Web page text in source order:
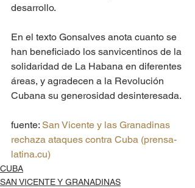
desarrollo.
En el texto Gonsalves anota cuanto se
han beneficiado los sanvicentinos de la
solidaridad de La Habana en diferentes
áreas, y agradecen a la Revolución
Cubana su generosidad desinteresada.
fuente: San Vicente y las Granadinas
rechaza ataques contra Cuba (prensa-
latina.cu)
CUBA
SAN VICENTE Y GRANADINAS